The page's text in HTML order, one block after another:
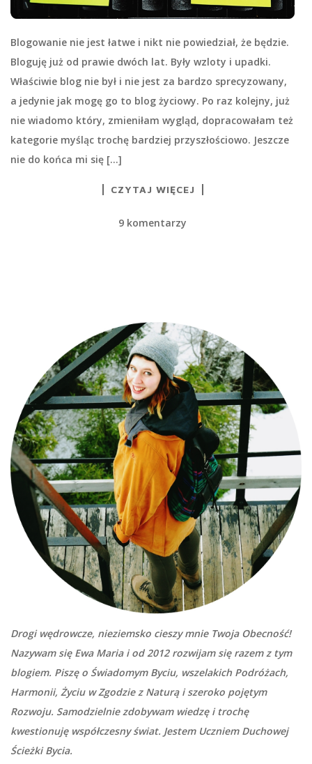
Blogowanie nie jest łatwe i nikt nie powiedział, że będzie.
Bloguję już od prawie dwóch lat. Były wzloty i upadki.
Właściwie blog nie był i nie jest za bardzo sprecyzowany,
a jedynie jak mogę go to blog życiowy. Po raz kolejny, już
nie wiadomo który, zmieniłam wygląd, dopracowałam też
kategorie myśląc trochę bardziej przyszłościowo. Jeszcze
nie do końca mi się […]
CZYTAJ WIĘCEJ
9 komentarzy
Drogi wędrowcze, nieziemsko cieszy mnie Twoja Obecność!
Nazywam się Ewa Maria i od 2012 rozwijam się razem z tym
blogiem. Piszę o Świadomym Byciu, wszelakich Podróżach,
Harmonii, Życiu w Zgodzie z Naturą i szeroko pojętym
Rozwoju. Samodzielnie zdobywam wiedzę i trochę
kwestionuję współczesny świat. Jestem Uczniem Duchowej
Ścieżki Bycia.